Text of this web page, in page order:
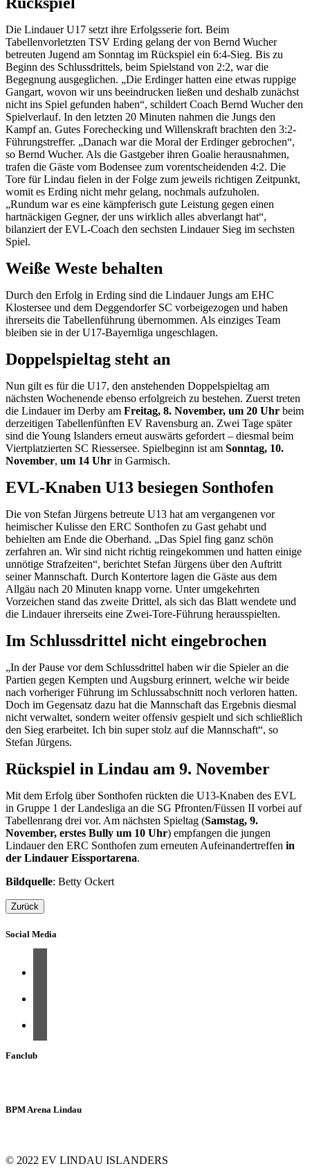
Die Lindauer U17 setzt ihre Erfolgsserie fort. Beim
Tabellenvorletzten TSV Erding gelang der von Bernd Wucher
betreuten Jugend am Sonntag im Rückspiel ein 6:4-Sieg. Bis zu
Beginn des Schlussdrittels, beim Spielstand von 2:2, war die
Begegnung ausgeglichen. „Die Erdinger hatten eine etwas ruppige
Gangart, wovon wir uns beeindrucken ließen und deshalb zunächst
nicht ins Spiel gefunden haben“, schildert Coach Bernd Wucher den
Spielverlauf. In den letzten 20 Minuten nahmen die Jungs den
Kampf an. Gutes Forechecking und Willenskraft brachten den 3:2-
Führungstreffer. „Danach war die Moral der Erdinger gebrochen“,
so Bernd Wucher. Als die Gastgeber ihren Goalie herausnahmen,
trafen die Gäste vom Bodensee zum vorentscheidenden 4:2. Die
Tore für Lindau fielen in der Folge zum jeweils richtigen Zeitpunkt,
womit es Erding nicht mehr gelang, nochmals aufzuholen.
„Rundum war es eine kämpferisch gute Leistung gegen einen
hartnäckigen Gegner, der uns wirklich alles abverlangt hat“,
bilanziert der EVL-Coach den sechsten Lindauer Sieg im sechsten
Spiel.
Weiße Weste behalten
Durch den Erfolg in Erding sind die Lindauer Jungs am EHC
Klostersee und dem Deggendorfer SC vorbeigezogen und haben
ihrerseits die Tabellenführung übernommen. Als einziges Team
bleiben sie in der U17-Bayernliga ungeschlagen.
Doppelspieltag steht an
Nun gilt es für die U17, den anstehenden Doppelspieltag am
nächsten Wochenende ebenso erfolgreich zu bestehen. Zuerst treten
die Lindauer im Derby am Freitag, 8. November, um 20 Uhr beim
derzeitigen Tabellenfünften EV Ravensburg an. Zwei Tage später
sind die Young Islanders erneut auswärts gefordert – diesmal beim
Viertplatzierten SC Riessersee. Spielbeginn ist am Sonntag, 10.
November, um 14 Uhr in Garmisch.
EVL-Knaben U13 besiegen Sonthofen
Die von Stefan Jürgens betreute U13 hat am vergangenen vor
heimischer Kulisse den ERC Sonthofen zu Gast gehabt und
behielten am Ende die Oberhand. „Das Spiel fing ganz schön
zerfahren an. Wir sind nicht richtig reingekommen und hatten einige
unnötige Strafzeiten“, berichtet Stefan Jürgens über den Auftritt
seiner Mannschaft. Durch Kontertore lagen die Gäste aus dem
Allgäu nach 20 Minuten knapp vorne. Unter umgekehrten
Vorzeichen stand das zweite Drittel, als sich das Blatt wendete und
die Lindauer ihrerseits eine Zwei-Tore-Führung herausspielten.
Im Schlussdrittel nicht eingebrochen
„In der Pause vor dem Schlussdrittel haben wir die Spieler an die
Partien gegen Kempten und Augsburg erinnert, welche wir beide
nach vorheriger Führung im Schlussabschnitt noch verloren hatten.
Doch im Gegensatz dazu hat die Mannschaft das Ergebnis diesmal
nicht verwaltet, sondern weiter offensiv gespielt und sich schließlich
den Sieg erarbeitet. Ich bin super stolz auf die Mannschaft“, so
Stefan Jürgens.
Rückspiel in Lindau am 9. November
Mit dem Erfolg über Sonthofen rückten die U13-Knaben des EVL
in Gruppe 1 der Landesliga an die SG Pfronten/Füssen II vorbei auf
Tabellenrang drei vor. Am nächsten Spieltag (Samstag, 9.
November, erstes Bully um 10 Uhr) empfangen die jungen
Lindauer den ERC Sonthofen zum erneuten Aufeinandertreffen in
der Lindauer Eissportarena.
Bildquelle: Betty Ockert
Zurück
Social Media
Fanclub
BPM Arena Lindau
© 2022 EV LINDAU ISLANDERS